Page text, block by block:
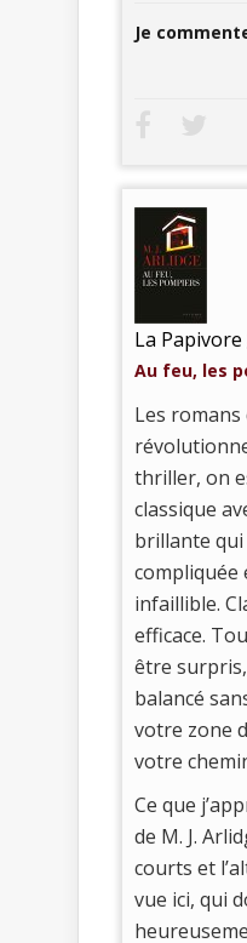
Je
La Papivore
Au feu, les
Les romans
thriller, on
classique
brillante
compliquée
infaillible.
efficace.
être
balancé
votre zone
votre
Ce que
de M. J.
courts et
vue ici, qui